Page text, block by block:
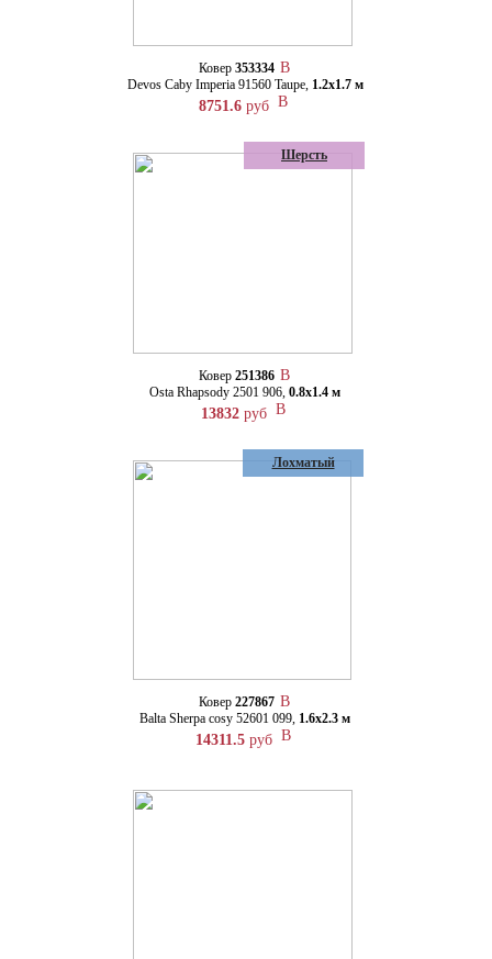
Ковер 353334
Devos Caby Imperia 91560 Taupe, 1.2х1.7 м
8751.6 руб
Шерсть
Ковер 251386
Osta Rhapsody 2501 906, 0.8х1.4 м
13832 руб
Лохматый
Ковер 227867
Balta Sherpa cosy 52601 099, 1.6х2.3 м
14311.5 руб